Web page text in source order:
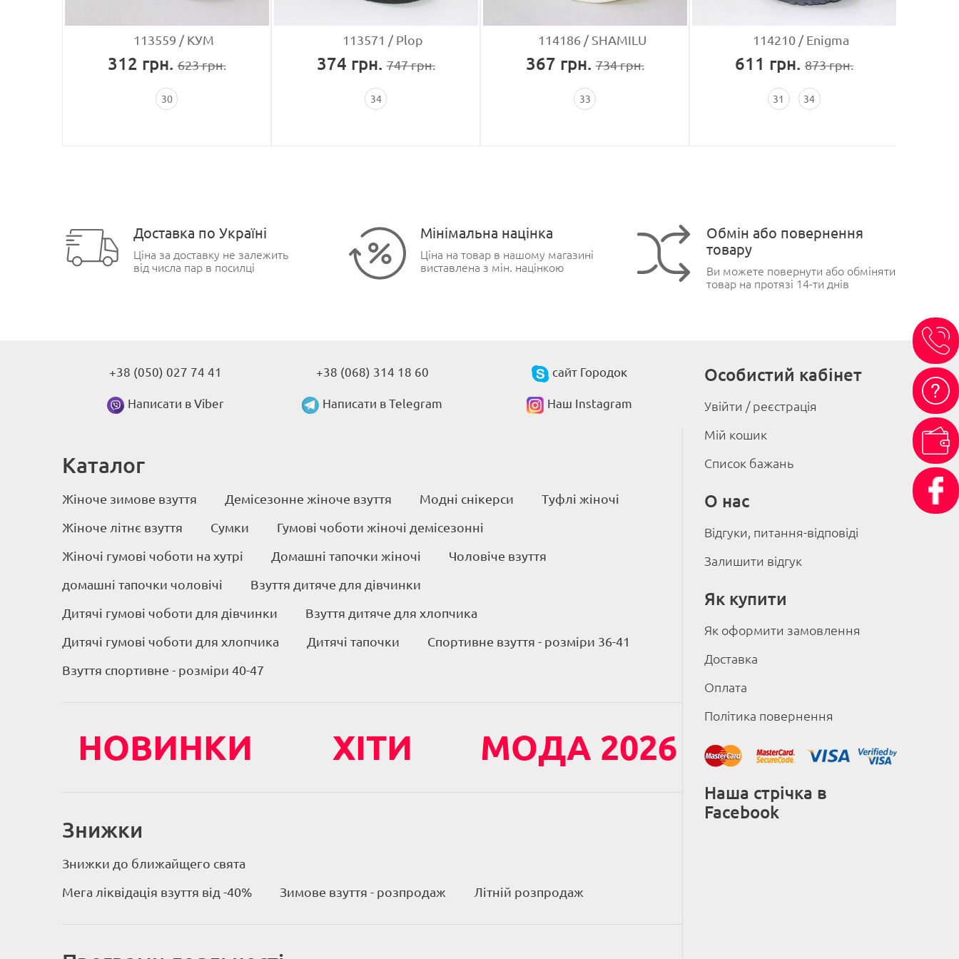
113559 КУМ
312 грн. 623грн.
30
113571 Plop
374 грн. 747грн.
34
114186 SHAMILU
367 грн. 734грн.
33
114210 Enigma
611 грн. 873грн.
31 34
Доставка по Україні
Ціна за доставку не залежить
від числа пар в посилці
Мінімальна націнка
Ціна на товар в нашому магазині
виставлена з мін. націнкою
Обмін або повернення
товару
Ви можете повернути або обміняти
товар на протязі 14-ти днів
+38 (050) 027 74 41 +38 (068) 314 18 60 сайт Городок
Написати в Viber Написати в Telegram Наш Instagram
Каталог
Жіноче зимове взуття Демісезонне жіноче взуття Модні снікерси
Туфлі жіночі
Жіноче літнє взуття
Сумки
Гумові чоботи жіночі демісезонні
Жіночі гумові чоботи на хутрі
Домашні тапочки жіночі
Чоловіче взуття
домашні тапочки чоловічі
Взуття дитяче для дівчинки
Дитячі гумові чоботи для дівчинки
Взуття дитяче для хлопчика
Дитячі гумові чоботи для хлопчика
Дитячі тапочки
Спортивне взуття - розміри 36-41
Взуття спортивне - розміри 40-47
НОВИНКИ ХІТИ МОДА 2026
Знижки
Знижки до ближайщего свята
Мега ліквідація взуття від -40%
Зимове взуття - розпродаж Літній розпродаж
Особистий кабінет
Увійти / реєстрація
Мій кошик
Список бажань
О нас
Відгуки, питання-відповіді
Залишити відгук
Як купити
Як оформити замовлення
Доставка
Оплата
Політика повернення
Наша стрічка в
Facebook